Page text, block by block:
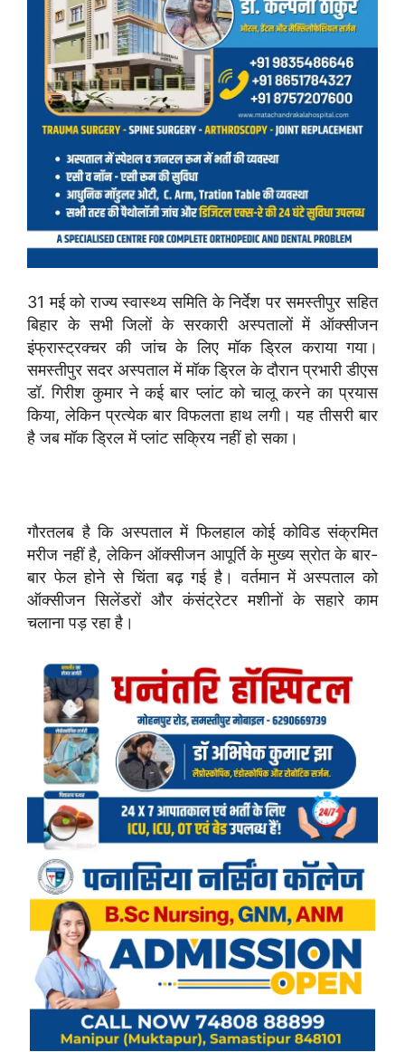
31 मई को राज्य स्वास्थ्य समिति के निर्देश पर समस्तीपुर सहित
बिहार के सभी जिलों के सरकारी अस्पतालों में ऑक्सीजन
इंफ्रास्ट्रक्चर की जांच के लिए मॉक ड्रिल कराया गया।
समस्तीपुर सदर अस्पताल में मॉक ड्रिल के दौरान प्रभारी डीएस
डॉ. गिरीश कुमार ने कई बार प्लांट को चालू करने का प्रयास
किया, लेकिन प्रत्येक बार विफलता हाथ लगी। यह तीसरी बार
है जब मॉक ड्रिल में प्लांट सक्रिय नहीं हो सका।
गौरतलब है कि अस्पताल में फिलहाल कोई कोविड संक्रमित
मरीज नहीं है, लेकिन ऑक्सीजन आपूर्ति के मुख्य स्रोत के बार-
बार फेल होने से चिंता बढ़ गई है। वर्तमान में अस्पताल को
ऑक्सीजन सिलेंडरों और कंसंट्रेटर मशीनों के सहारे काम
चलाना पड़ रहा है।